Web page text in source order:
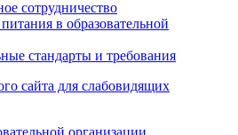
сотрудничество
в образовательной
стандарты и требования
сайта для слабовидящих
организации